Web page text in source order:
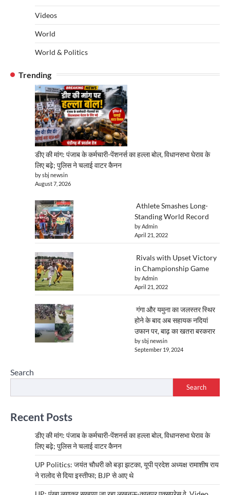
Videos
World
World & Politics
Trending
डीए की मांग: पंजाब के कर्मचारी-पेंशनर्स का हल्ला बोल, विधानसभा घेराव के
लिए बढ़े; पुलिस ने चलाई वाटर कैनन
by sbj newsin
August 7, 2026
Athlete Smashes Long-
Standing World Record
by Admin
April 21, 2022
Rivals with Upset Victory
in Championship Game
by Admin
April 21, 2022
गंगा और यमुना का जलस्तर स्थिर
होने के बाद अब सहायक नदियां
उफान पर, बाढ़ का खतरा बरकरार
by sbj newsin
September 19, 2024
Search
Search
Recent Posts
डीए की मांग: पंजाब के कर्मचारी-पेंशनर्स का हल्ला बोल, विधानसभा घेराव के
लिए बढ़े; पुलिस ने चलाई वाटर कैनन
UP Politics: जयंत चौधरी को बड़ा झटका, यूपी प्रदेश अध्यक्ष रामाशीष राय
ने रालोद से दिया इस्तीफा; BJP से आए थे